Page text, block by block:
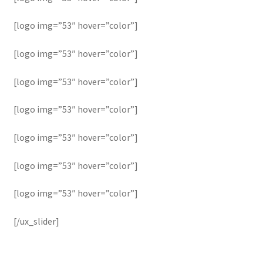
[logo img=”53″ hover=”color”]
[logo img=”53″ hover=”color”]
[logo img=”53″ hover=”color”]
[logo img=”53″ hover=”color”]
[logo img=”53″ hover=”color”]
[logo img=”53″ hover=”color”]
[logo img=”53″ hover=”color”]
[/ux_slider]